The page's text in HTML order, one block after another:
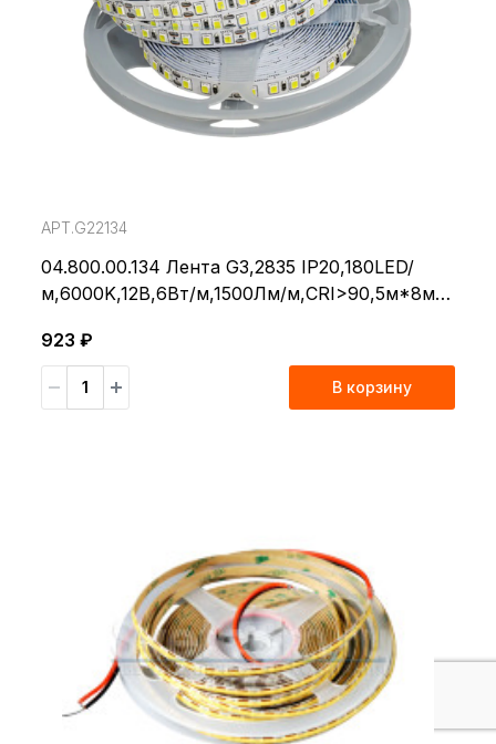
АРТ.G22134
04.800.00.134 Лента G3,2835 IP20,180LED/
м,6000K,12В,6Вт/м,1500Лм/м,CRI>90,5м*8мм,
923 ₽
В корзину